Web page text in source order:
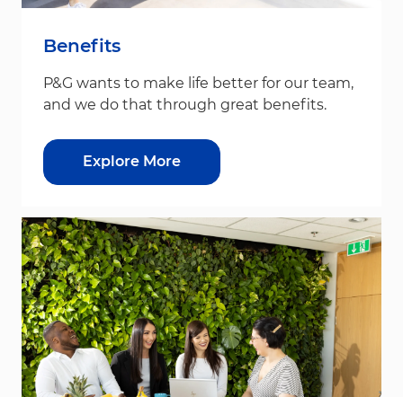
Benefits
P&G wants to make life better for our team,
and we do that through great benefits.
Explore More